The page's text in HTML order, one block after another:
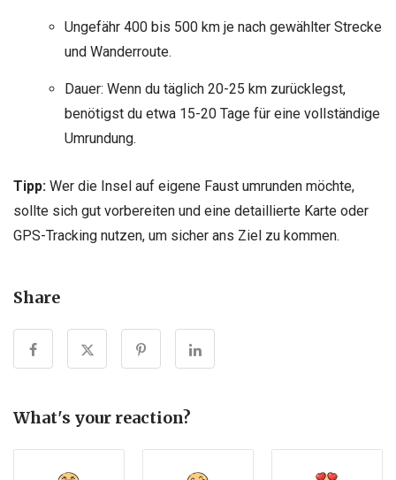
Ungefähr 400 bis 500 km je nach gewählter Strecke
und Wanderroute.
Dauer: Wenn du täglich 20-25 km zurücklegst,
benötigst du etwa 15-20 Tage für eine vollständige
Umrundung.
Tipp: Wer die Insel auf eigene Faust umrunden möchte,
sollte sich gut vorbereiten und eine detaillierte Karte oder
GPS-Tracking nutzen, um sicher ans Ziel zu kommen.
Share
What's your reaction?